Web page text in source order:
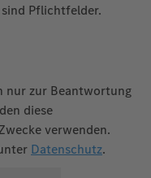
Pflichtfelder.
nur zur Beantwortung
diese
verwenden.
Datenschutz.